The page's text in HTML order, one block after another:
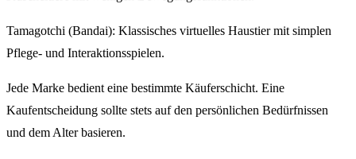
Tamagotchi (Bandai): Klassisches virtuelles Haustier mit simplen
Pflege- und Interaktionsspielen.
Jede Marke bedient eine bestimmte Käuferschicht. Eine
Kaufentscheidung sollte stets auf den persönlichen Bedürfnissen
und dem Alter basieren.